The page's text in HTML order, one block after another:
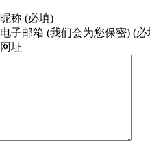
昵称 (必填)
电子邮箱 (我们会为您保密) (必
网址